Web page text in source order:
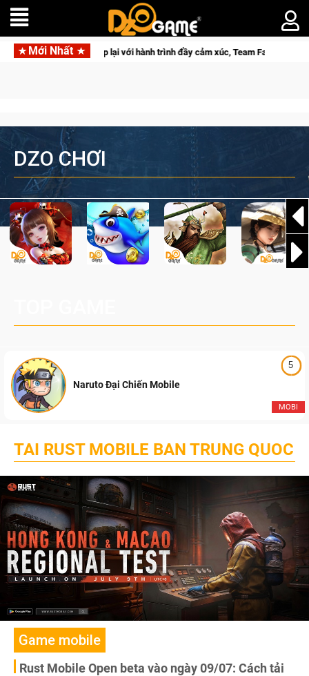
Mới Nhất
2026 Mùa 2 khép lại với hành trình đầy cảm xúc, Team Falcons lên ngôi vô
DZO CHƠI
5
MOBI
Naruto Đại Chiến Mobile
TAI RUST MOBILE BAN TRUNG QUOC
Game mobile
Rust Mobile Open beta vào ngày 09/07: Cách tải